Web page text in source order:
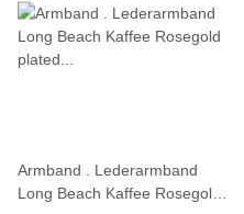
Armband . Lederarmband
Long Beach Kaffee Rosegold